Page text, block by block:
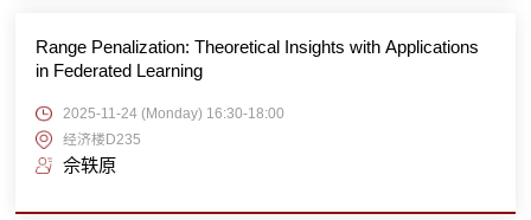
Range Penalization: Theoretical Insights with Applications
in Federated Learning
2025-11-24 (Monday) 16:30-18:00
经济楼D235
佘轶原